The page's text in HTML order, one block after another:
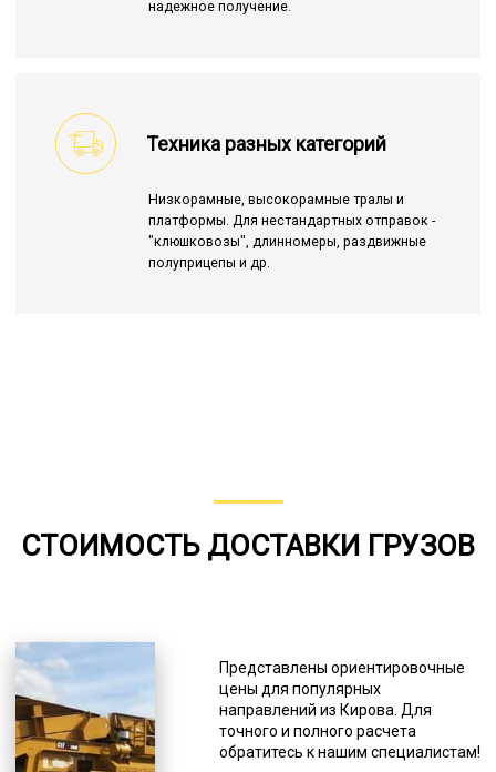
надежное получение.
Техника разных категорий
Низкорамные, высокорамные тралы и
платформы. Для нестандартных отправок -
"клюшковозы", длинномеры, раздвижные
полуприцепы и др.
СТОИМОСТЬ ДОСТАВКИ ГРУЗОВ
Представлены ориентировочные
цены для популярных
направлений из Кирова. Для
точного и полного расчета
обратитесь к нашим специалистам!